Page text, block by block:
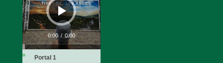
0:00 / 0:00
Portal 1